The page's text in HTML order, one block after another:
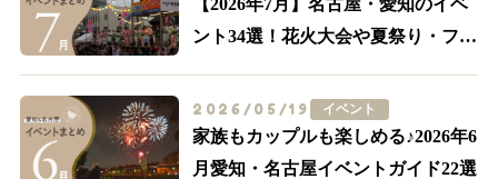
【2026年7月】名古屋・愛知のイベ
ント34選！花火大会や夏祭り・フー
2026/05/19 イベント
家族もカップルも楽しめる♪2026年6
月愛知・名古屋イベントガイド22選